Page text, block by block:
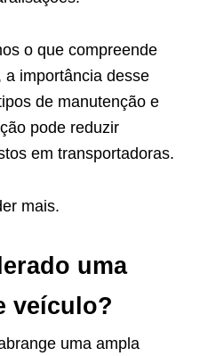
o que compreende
a importância desse
de manutenção e
pode reduzir
em transportadoras.
mais.
uma
veículo?
uma ampla